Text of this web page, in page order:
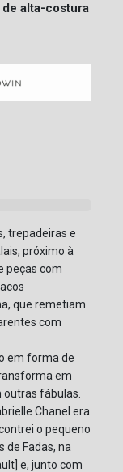
alta-costura
trepadeiras e
próximo à
peças com
que remetiam
com
em forma de
em
fábulas.
Chanel era
o pequeno
de Fadas, na
e, junto com